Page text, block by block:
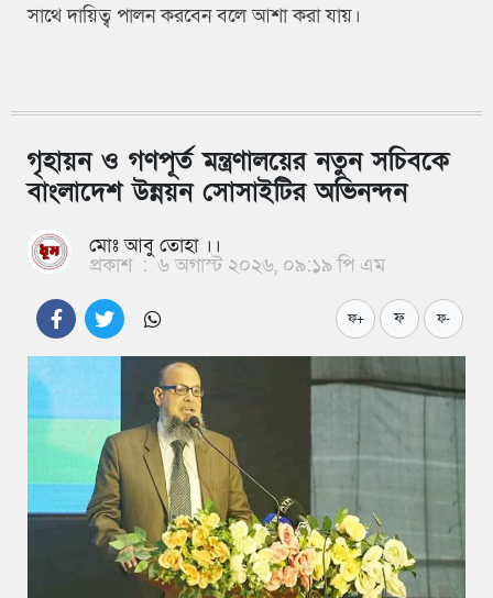
সাথে দায়িত্ব পালন করবেন বলে আশা করা যায়।
গৃহায়ন ও গণপূর্ত মন্ত্রণালয়ের নতুন সচিবকে
বাংলাদেশ উন্নয়ন সোসাইটির অভিনন্দন
মোঃ আবু তোহা ।।
প্রকাশ : ৬ অগাস্ট ২০২৬, ০৯:১৯ পি এম
ফ+ ফ ফ-